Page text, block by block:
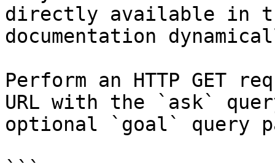
directly available in
documentation
Perform an HTTP GET
URL with the `ask`
optional `goal` query